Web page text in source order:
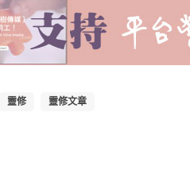
靈修 靈修文章